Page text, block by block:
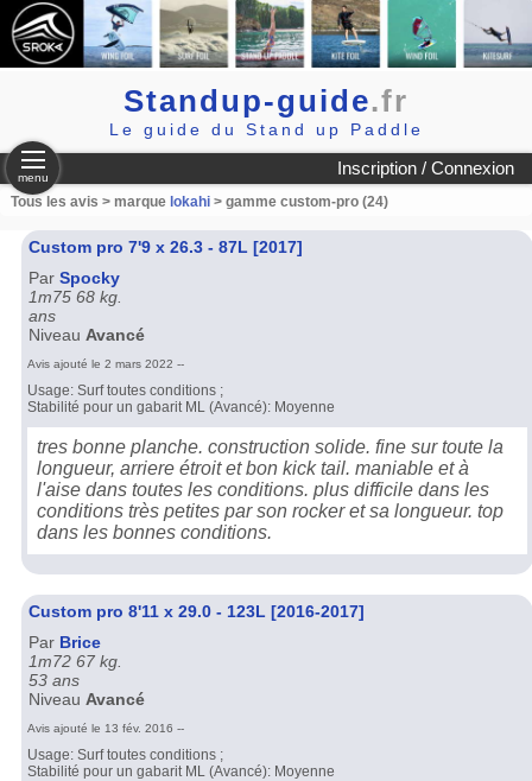
Standup-guide.fr
Le guide du Stand up Paddle
Inscription / Connexion
menu
Tous les avis > marque lokahi> gamme custom-pro (24)
Custom pro 7'9 x 26.3 - 87L [2017]
Par Spocky
1m75 68 kg.
ans
Niveau Avancé
Avis ajouté le 2 mars 2022 --
Usage: Surf toutes conditions ;
Stabilité pour un gabarit ML (Avancé): Moyenne
tres bonne planche. construction solide. fine sur toute la
longueur, arriere étroit et bon kick tail. maniable et à
l'aise dans toutes les conditions. plus difficile dans les
conditions très petites par son rocker et sa longueur. top
dans les bonnes conditions.
Custom pro 8'11 x 29.0 - 123L [2016-2017]
Par Brice
1m72 67 kg.
53 ans
Niveau Avancé
Avis ajouté le 13 fév. 2016 --
Usage: Surf toutes conditions ;
Stabilité pour un gabarit ML (Avancé): Moyenne